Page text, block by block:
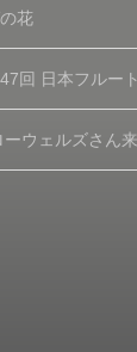
花
回 日本フルー
ーウェルズさん